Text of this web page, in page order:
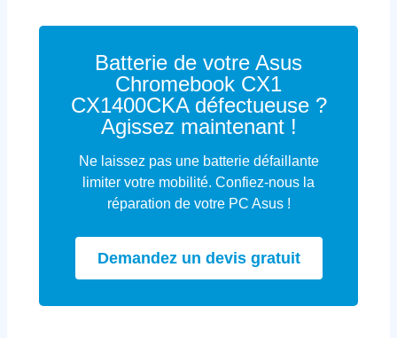
Batterie de votre Asus
Chromebook CX1
CX1400CKA défectueuse ?
Agissez maintenant !
Ne laissez pas une batterie défaillante
limiter votre mobilité. Confiez-nous la
réparation de votre PC Asus !
Demandez un devis gratuit